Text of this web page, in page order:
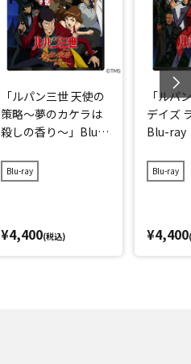
「ルパン三世 天使の
策略～夢のカケラは
殺しの香り～」Blu-r
Blu-ray
¥4,400(税込)
「ルパ
デイズ
Blu-ray
Blu-ray
¥4,400